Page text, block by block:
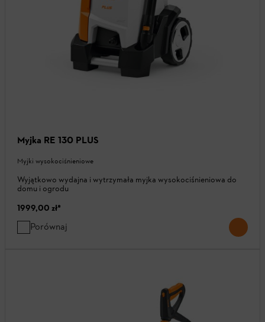
Myjka RE 130 PLUS
Myjki wysokociśnieniowe
Wyjątkowo wydajna i wytrzymała myjka wysokociśnieniowa do
domu i ogrodu
1999,00 zł*
Porównaj